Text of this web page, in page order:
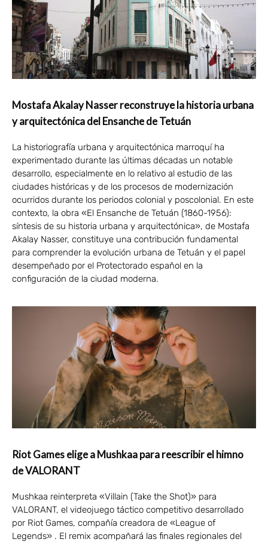
Mostafa Akalay Nasser reconstruye la historia urbana
y arquitectónica del Ensanche de Tetuán
La historiografía urbana y arquitectónica marroquí ha
experimentado durante las últimas décadas un notable
desarrollo, especialmente en lo relativo al estudio de las
ciudades históricas y de los procesos de modernización
ocurridos durante los periodos colonial y poscolonial. En este
contexto, la obra «El Ensanche de Tetuán (1860-1956):
síntesis de su historia urbana y arquitectónica», de Mostafa
Akalay Nasser, constituye una contribución fundamental
para comprender la evolución urbana de Tetuán y el papel
desempeñado por el Protectorado español en la
configuración de la ciudad moderna.
Riot Games elige a Mushkaa para reescribir el himno
de VALORANT
Mushkaa reinterpreta «Villain (Take the Shot)» para
VALORANT, el videojuego táctico competitivo desarrollado
por Riot Games, compañía creadora de «League of
Legends» . El remix acompañará las finales regionales del